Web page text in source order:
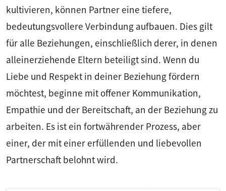
kultivieren, können Partner eine tiefere,
bedeutungsvollere Verbindung aufbauen. Dies gilt
für alle Beziehungen, einschließlich derer, in denen
alleinerziehende Eltern beteiligt sind. Wenn du
Liebe und Respekt in deiner Beziehung fördern
möchtest, beginne mit offener Kommunikation,
Empathie und der Bereitschaft, an der Beziehung zu
arbeiten. Es ist ein fortwährender Prozess, aber
einer, der mit einer erfüllenden und liebevollen
Partnerschaft belohnt wird.